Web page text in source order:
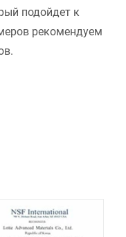
подойдет к
рекомендуем